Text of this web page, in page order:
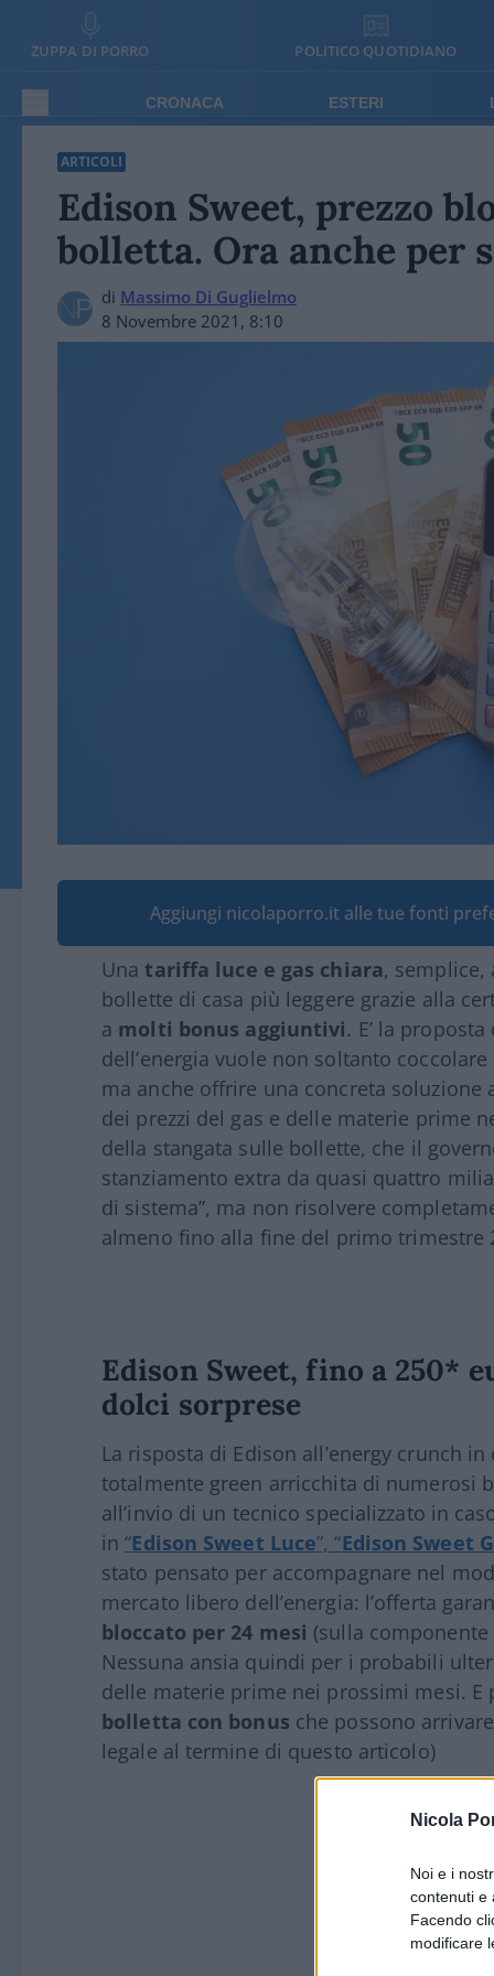
Nicola
Noi e i
contenuti e
Facendo
modificare
ZUPPA DI PORRO POLITICO QUOTIDIANO
CRONACA ESTERI
ARTICOLI
Edison Sweet, prezzo
bolletta. Ora anche per
di Massimo Di Guglielmo
8 Novembre 2021, 8:10
Aggiungi nicolaporro.it alle tue fonti
Unatariffa luce e gas chiara, semplice,
bollette di casa più leggere grazie alla
a molti bonus aggiuntivi. E’ la proposta
dell’energia vuole non soltanto
ma anche offrire una concreta soluzione
dei prezzi del gas e delle materie prime
della stangata sulle bollette, che il
stanziamento extra da quasi quattro
di sistema”, ma non risolvere
almeno fino alla fine del primo trimestre
Edison Sweet, fino a 250*
dolci sorprese
La risposta di Edison all’energy crunch
totalmente green arricchita di numerosi
all’invio di un tecnico specializzato in
in“Edison Sweet Luce”, “Edison Sweet
stato pensato per accompagnare nel
mercato libero dell’energia: l’offerta
bloccato per 24 mesi (sulla
Nessuna ansia quindi per i probabili
delle materie prime nei prossimi mesi. E
bolletta con bonus che possono
legale al termine di questo articolo)